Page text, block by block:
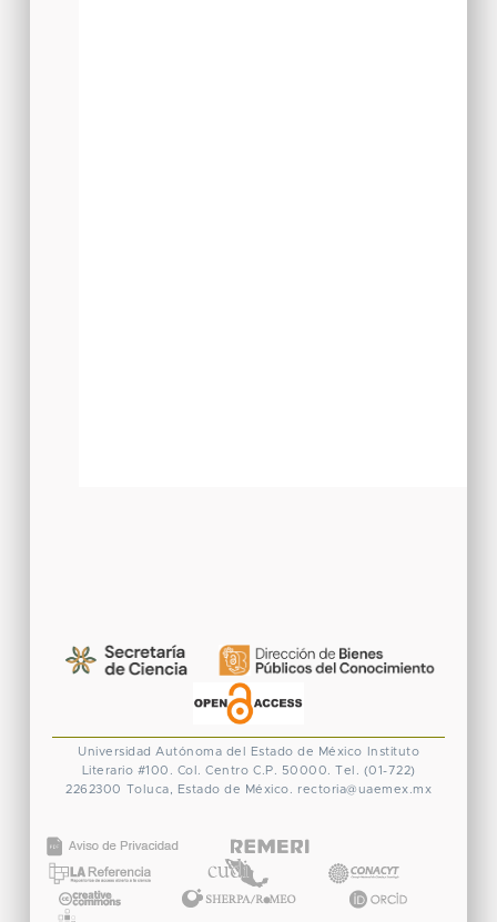
Universidad Autónoma del Estado de México
Instituto
Literario #100. Col. Centro C.P. 50000. Tel. (01-722)
2262300 Toluca, Estado de México. rectoria@uaemex.mx